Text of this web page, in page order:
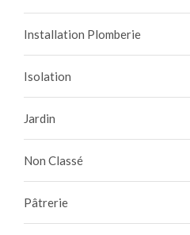
Installation Plomberie
Isolation
Jardin
Non Classé
Pâtrerie